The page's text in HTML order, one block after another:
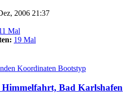
2006 21:37
Mal
19 Mal
Koordinaten Bootstyp
Bad Karlshafen